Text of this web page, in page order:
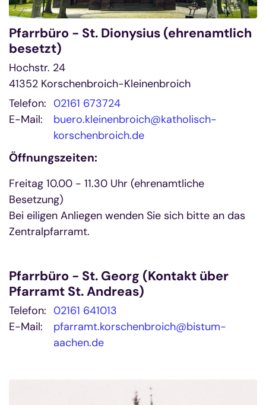
Pfarrbüro - St. Dionysius (ehrenamtlich
besetzt)
Hochstr. 24
41352 Korschenbroich-Kleinenbroich
Telefon: 02161 673724
E-Mail:
buero.kleinenbroich@katholisch-
korschenbroich.de
Öffnungszeiten:
Freitag 10.00 - 11.30 Uhr (ehrenamtliche
Besetzung)
Bei eiligen Anliegen wenden Sie sich bitte an das
Zentralpfarramt.
Pfarrbüro - St. Georg (Kontakt über
Pfarramt St. Andreas)
Telefon: 02161 641013
E-Mail:
pfarramt.korschenbroich@bistum-
aachen.de